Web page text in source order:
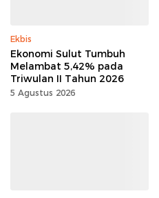
Ekbis
Ekonomi Sulut Tumbuh
Melambat 5,42% pada
Triwulan II Tahun 2026
5 Agustus 2026